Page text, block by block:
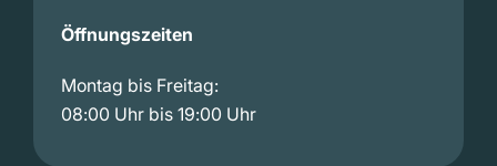
Öffnungszeiten
Montag bis Freitag:
08:00 Uhr bis 19:00 Uhr